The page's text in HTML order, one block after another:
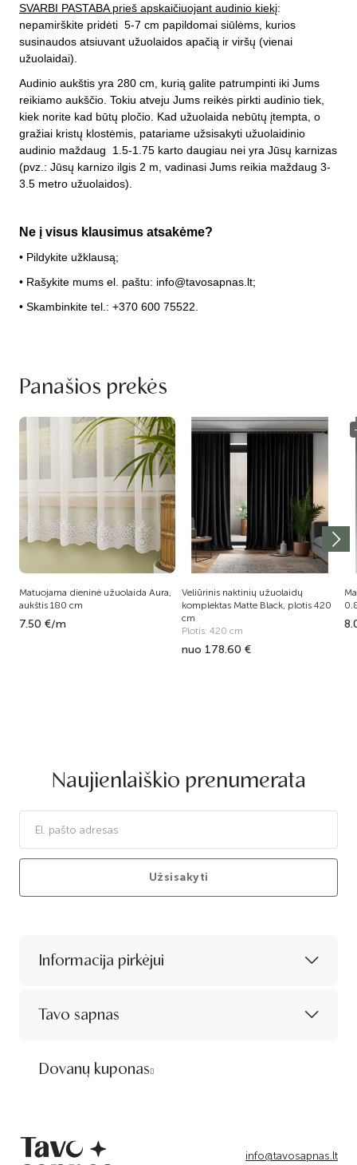
SVARBI PASTABA prieš apskaičiuojant audinio kiekį:
nepamirškite pridėti 5-7 cm papildomai siūlėms, kurios
susinaudos atsiuvant užuolaidos apačią ir viršų (vienai
užuolaidai).
Audinio aukštis yra 280 cm , kurią galite patrumpinti iki Jums
reikiamo aukščio. Tokiu atveju Jums reikės pirkti audinio tiek,
kiek norite kad būtų pločio. Kad užuolaida nebūtų įtempta, o
gražiai kristų klostėmis, patariame užsisakyti užuolaidinio
audinio maždaug 1.5-1.75 karto daugiau nei yra Jūsų karnizas
(pvz.: Jūsų karnizo ilgis 2 m, vadinasi Jums reikia maždaug 3-
3.5 metro užuolaidos).
Ne į visus klausimus atsakėme?
• Pildykite užklausą;
• Rašykite mums el. paštu: info@tavosapnas.lt;
• Skambinkite tel.: +370 600 75522.
Panašios prekės
Matuojama dieninė užuolaida Aura,
aukštis 180 cm
7.50 €/m
Veliūrinis naktinių užuolaidų
komplektas Matte Black, plotis 420
cm
Plotis: 420 cm
nuo 178.60 €
Naujienlaiškio prenumerata
Užsisakyti
Informacija pirkėjui
Tavo sapnas
Dovanų kuponas
info@tavosapnas.lt